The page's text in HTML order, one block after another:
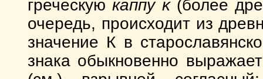
греческуюкаппу κ(более
очередь, происходит из
значение К в
знака обыкновенно